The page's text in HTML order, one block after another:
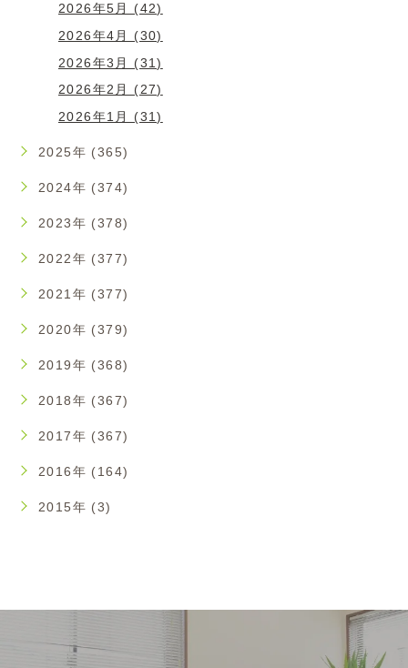
2026年5月 (42)
2026年4月 (30)
2026年3月 (31)
2026年2月 (27)
2026年1月 (31)
2025年 (365)
2024年 (374)
2023年 (378)
2022年 (377)
2021年 (377)
2020年 (379)
2019年 (368)
2018年 (367)
2017年 (367)
2016年 (164)
2015年 (3)